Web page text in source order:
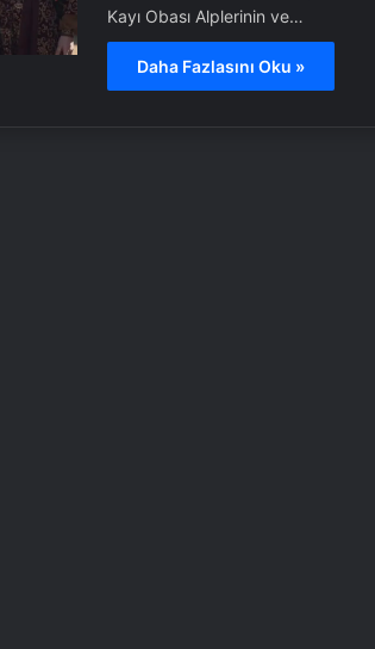
Kayı Obası Alplerinin ve…
Daha Fazlasını Oku »